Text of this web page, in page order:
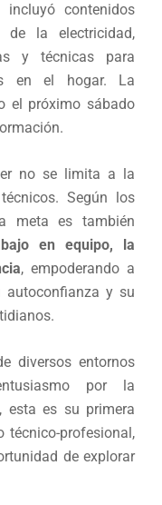
contenidos
de la electricidad,
y técnicas para
en el hogar. La
el próximo sábado
no se limita a la
Según los
meta es también
en equipo, la
, empoderando a
autoconfianza y su
diversos entornos
por la
esta es su primera
técnico-profesional,
de explorar